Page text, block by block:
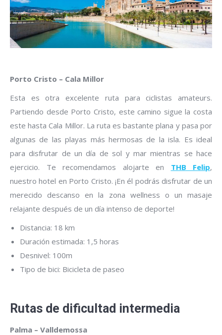
Porto Cristo – Cala Millor
Esta es otra excelente ruta para ciclistas amateurs.
Partiendo desde Porto Cristo, este camino sigue la costa
este hasta Cala Millor. La ruta es bastante plana y pasa por
algunas de las playas más hermosas de la isla. Es ideal
para disfrutar de un día de sol y mar mientras se hace
ejercicio. Te recomendamos alojarte en THB Felip,
nuestro hotel en Porto Cristo. ¡En él podrás disfrutar de un
merecido descanso en la zona wellness o un masaje
relajante después de un día intenso de deporte!
Distancia: 18 km
Duración estimada: 1,5 horas
Desnivel: 100m
Tipo de bici: Bicicleta de paseo
Rutas de dificultad intermedia
Palma – Valldemossa